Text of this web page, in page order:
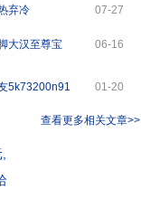
弃冷 07-27
大汉至尊宝 06-16
5k73200n91 01-20
查看更多相关文章>>